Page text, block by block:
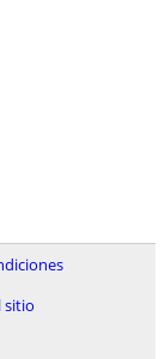
sitio